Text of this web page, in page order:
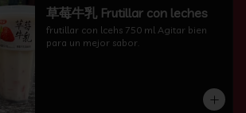
草莓牛乳 Frutillar con leches
frutillar con lcehs 750 ml Agitar bien
para un mejor sabor.